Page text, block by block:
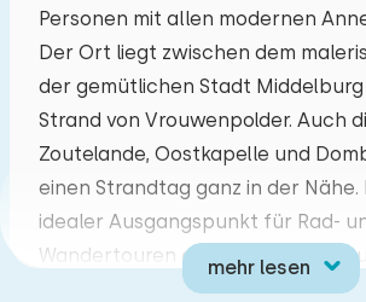
Personen mit allen modernen
Der Ort liegt zwischen dem
der gemütlichen Stadt Middelburg
Strand von Vrouwenpolder. Auch
Zoutelande, Oostkapelle und
einen Strandtag ganz in der Nähe.
idealer Ausgangspunkt für Rad-
Wandertouren entlang der Küste
Landschaft von Walcheren.
mehr lesen
27 28 29 30 31
03 04 05 06 07
10 11 12 13 14
17 18 19 20 21